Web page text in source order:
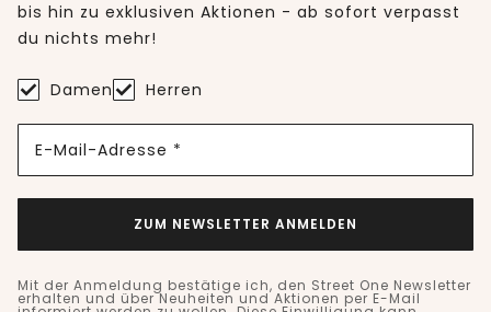
bis hin zu exklusiven Aktionen - ab sofort verpasst
du nichts mehr!
Damen Herren
E-Mail-Adresse *
ZUM NEWSLETTER ANMELDEN
Mit der Anmeldung bestätige ich, den Street One Newsletter
erhalten und über Neuheiten und Aktionen per E-Mail